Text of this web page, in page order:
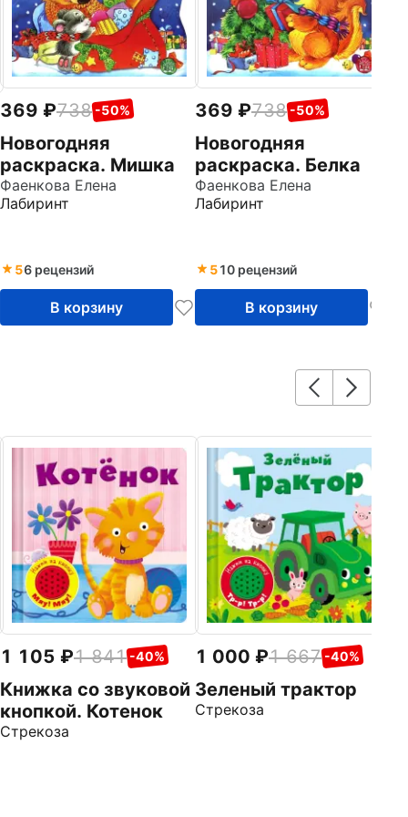
369 738 -50%
Новогодняя
раскраска. Мишка
Фаенкова Елена
Лабиринт
56 рецензий
В корзину
369 738 -50%
Новогодняя
раскраска. Белка
Фаенкова Елена
Лабиринт
510 рецензий
В корзину
1 105 1 841 -40%
Книжка со звуковой
кнопкой. Котенок
Стрекоза
1 000 1 667 -40%
Зеленый трактор
Стрекоза